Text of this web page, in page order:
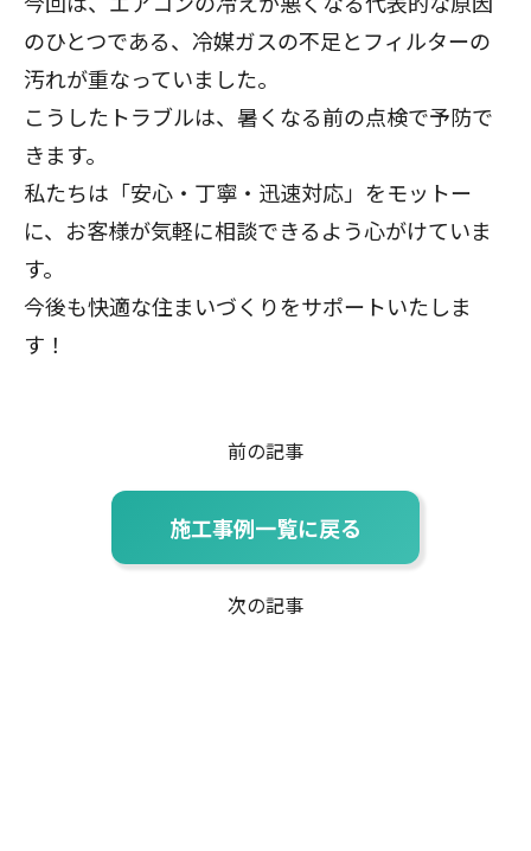
のひとつである、冷媒ガスの不足とフィルターの
汚れが重なっていました。
こうしたトラブルは、暑くなる前の点検で予防で
きます。
私たちは「安心・丁寧・迅速対応」をモットー
に、お客様が気軽に相談できるよう心がけていま
す。
今後も快適な住まいづくりをサポートいたしま
す！
前の記事
施工事例一覧に戻る
次の記事